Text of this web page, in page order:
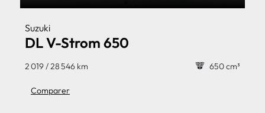
Suzuki
DL V-Strom 650
2 019 / 28 546 km 650 cm³
Comparer